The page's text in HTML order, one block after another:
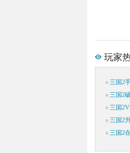
玩家
三国2
三国2
三国
三国2
三国2